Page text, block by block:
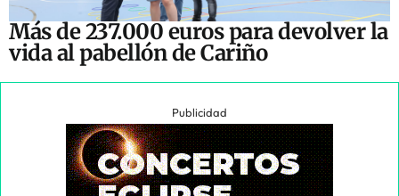
Más de 237.000 euros para devolver la
vida al pabellón de Cariño
Publicidad